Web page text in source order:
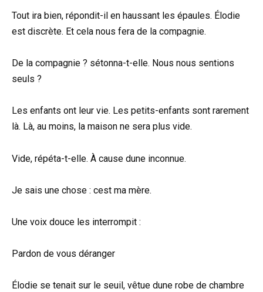
Tout ira bien, répondit-il en haussant les épaules. Élodie
est discrète. Et cela nous fera de la compagnie.
De la compagnie ? sétonna-t-elle. Nous nous sentions
seuls ?
Les enfants ont leur vie. Les petits-enfants sont rarement
là. Là, au moins, la maison ne sera plus vide.
Vide, répéta-t-elle. À cause dune inconnue.
Je sais une chose : cest ma mère.
Une voix douce les interrompit :
Pardon de vous déranger
Élodie se tenait sur le seuil, vêtue dune robe de chambre